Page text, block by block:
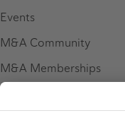
Events
M&A Community
M&A Memberships